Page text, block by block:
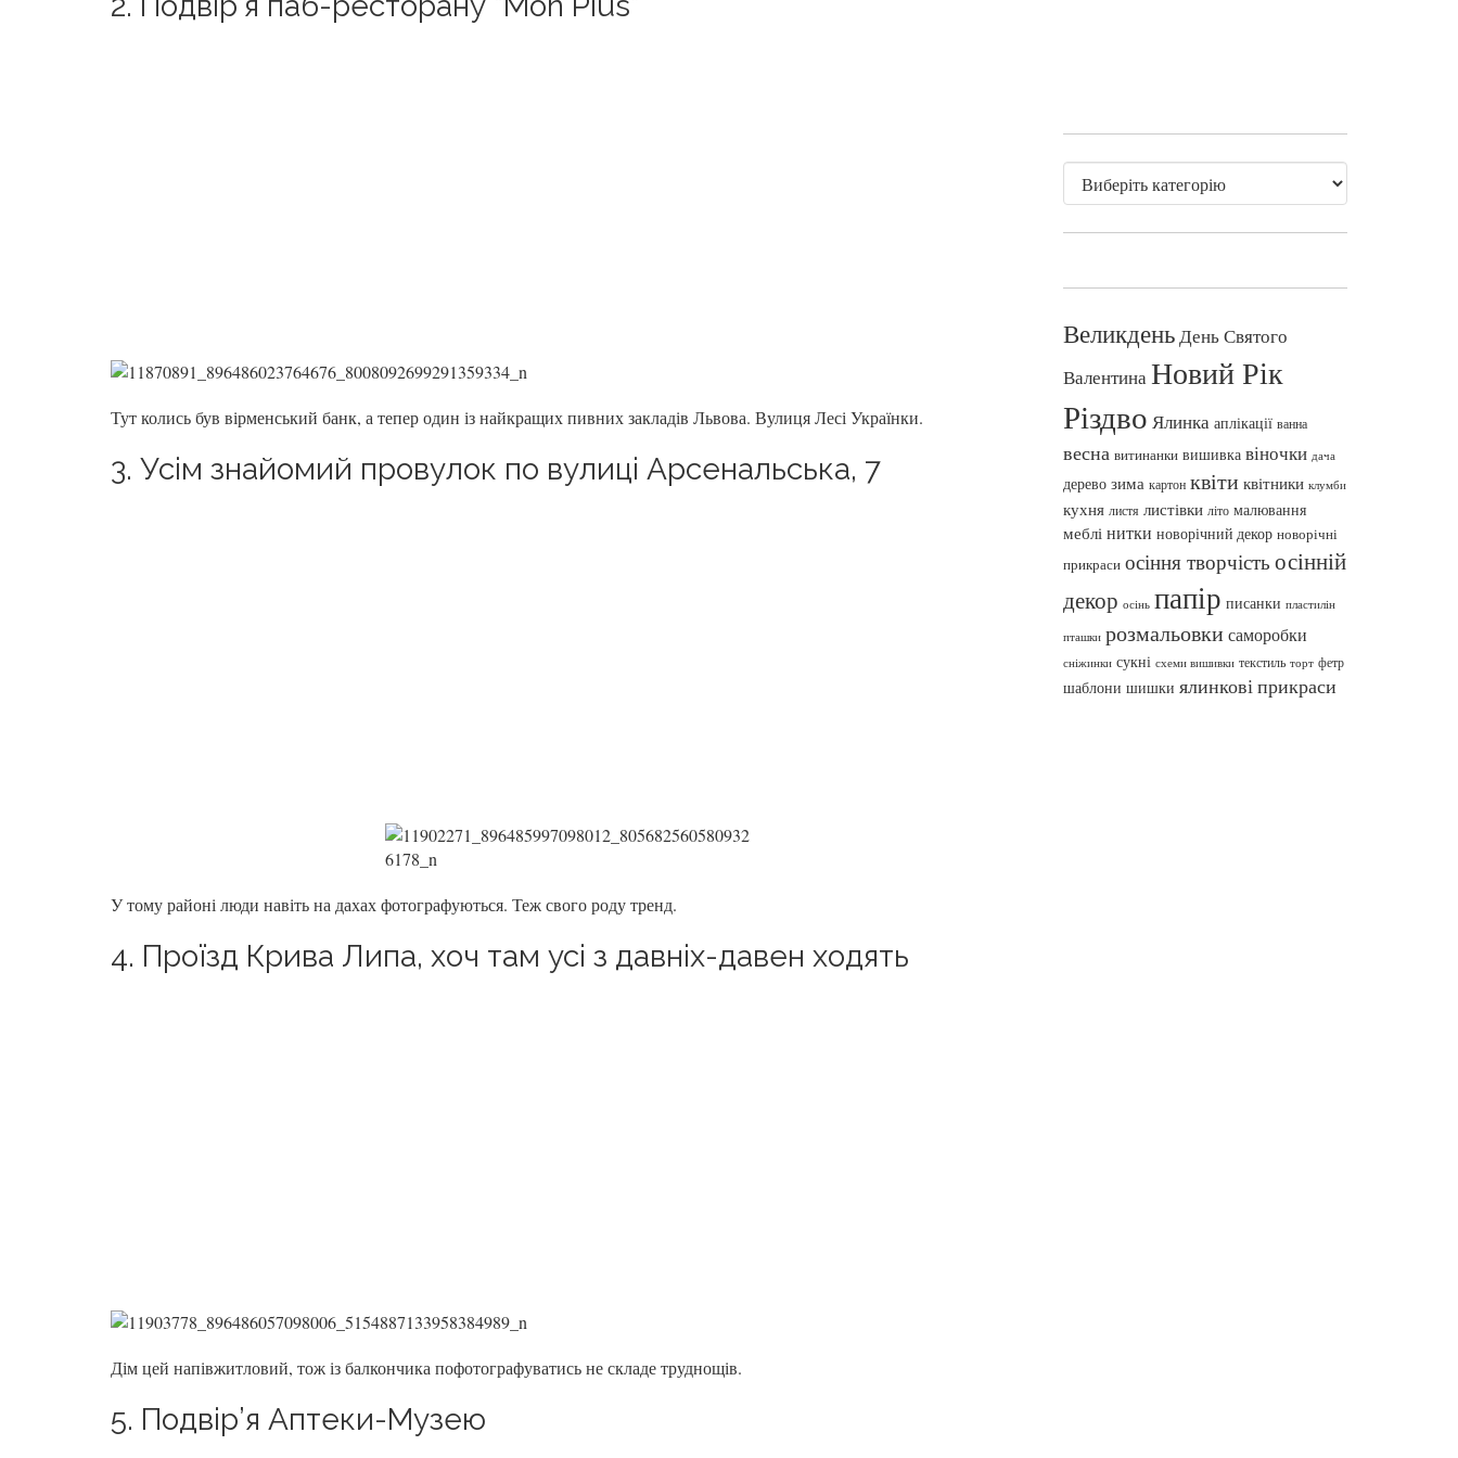
Тут колись був вірменський банк, а тепер один із найкращих пивних закладів Львова. Вулиця Лесі Українки.
3. Усім знайомий провулок по вулиці Арсенальська, 7
У тому районі люди навіть на дахах фотографуються. Теж свого роду тренд.
4. Проїзд Крива Липа, хоч там усі з давніх-давен ходять
Дім цей напівжитловий, тож із балкончика пофотографуватись не складе труднощів.
5. Подвір’я Аптеки-Музею
ВеликденьДень Святого
ВалентинаНовий Рік
Різдво Ялинка аплікації ванна
весна витинанки вишивка віночки дача
дерево зима картон квіти квітники клумби
кухня листя листівки літо малювання
меблі нитки новорічний декор новорічні
прикраси осіння творчість осінній
декор осінь папір писанки пластилін
пташки розмальовки саморобки
сніжинки сукні схеми вишивки текстиль торт фетр
шаблони шишки ялинкові прикраси